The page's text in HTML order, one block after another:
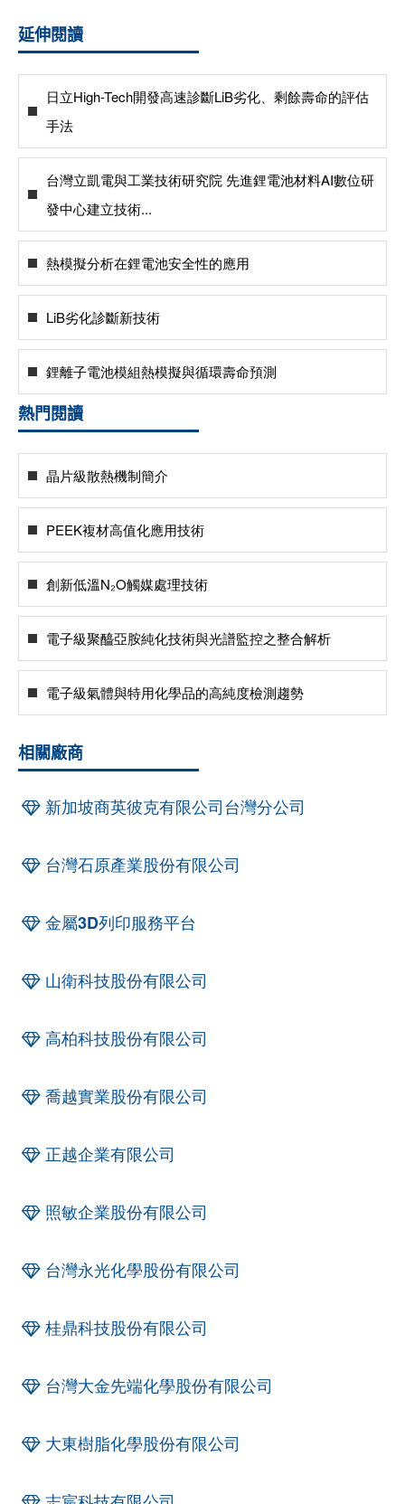
延伸閱讀
日立High-Tech開發高速診斷LiB劣化、剩餘壽命的評估
手法
台灣立凱電與工業技術研究院 先進鋰電池材料AI數位研
發中心建立技術...
熱模擬分析在鋰電池安全性的應用
LiB劣化診斷新技術
鋰離子電池模組熱模擬與循環壽命預測
熱門閱讀
晶片級散熱機制簡介
PEEK複材高值化應用技術
創新低溫N₂O觸媒處理技術
電子級聚醯亞胺純化技術與光譜監控之整合解析
電子級氣體與特用化學品的高純度檢測趨勢
相關廠商
新加坡商英彼克有限公司台灣分公司
台灣石原產業股份有限公司
金屬3D列印服務平台
山衛科技股份有限公司
高柏科技股份有限公司
喬越實業股份有限公司
正越企業有限公司
照敏企業股份有限公司
台灣永光化學股份有限公司
桂鼎科技股份有限公司
台灣大金先端化學股份有限公司
大東樹脂化學股份有限公司